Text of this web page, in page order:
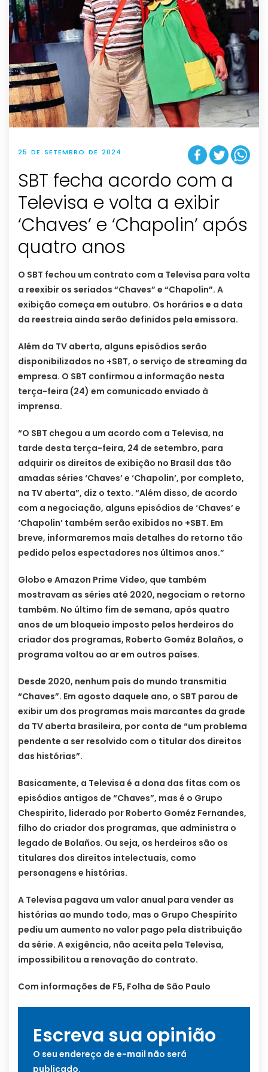
25 DE SETEMBRO DE 2024
SBT fecha acordo com a
Televisa e volta a exibir
‘Chaves’ e ‘Chapolin’ após
quatro anos
O SBT fechou um contrato com a Televisa para volta
a reexibir os seriados “Chaves” e “Chapolin”. A
exibição começa em outubro. Os horários e a data
da reestreia ainda serão definidos pela emissora.
Além da TV aberta, alguns episódios serão
disponibilizados no +SBT, o serviço de streaming da
empresa. O SBT confirmou a informação nesta
terça-feira (24) em comunicado enviado à
imprensa.
“O SBT chegou a um acordo com a Televisa, na
tarde desta terça-feira, 24 de setembro, para
adquirir os direitos de exibição no Brasil das tão
amadas séries ‘Chaves’ e ‘Chapolin’, por completo,
na TV aberta”, diz o texto. “Além disso, de acordo
com a negociação, alguns episódios de ‘Chaves’ e
‘Chapolin’ também serão exibidos no +SBT. Em
breve, informaremos mais detalhes do retorno tão
pedido pelos espectadores nos últimos anos.”
Globo e Amazon Prime Video, que também
mostravam as séries até 2020, negociam o retorno
também. No último fim de semana, após quatro
anos de um bloqueio imposto pelos herdeiros do
criador dos programas, Roberto Goméz Bolaños, o
programa voltou ao ar em outros países.
Desde 2020, nenhum país do mundo transmitia
“Chaves”. Em agosto daquele ano, o SBT parou de
exibir um dos programas mais marcantes da grade
da TV aberta brasileira, por conta de “um problema
pendente a ser resolvido com o titular dos direitos
das histórias”.
Basicamente, a Televisa é a dona das fitas com os
episódios antigos de “Chaves”, mas é o Grupo
Chespirito, liderado por Roberto Goméz Fernandes,
filho do criador dos programas, que administra o
legado de Bolaños. Ou seja, os herdeiros são os
titulares dos direitos intelectuais, como
personagens e histórias.
A Televisa pagava um valor anual para vender as
histórias ao mundo todo, mas o Grupo Chespirito
pediu um aumento no valor pago pela distribuição
da série. A exigência, não aceita pela Televisa,
impossibilitou a renovação do contrato.
Com informações de F5, Folha de São Paulo
Escreva sua opinião
O seu endereço de e-mail não será
publicado.